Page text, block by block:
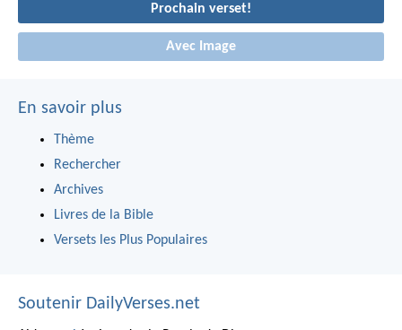
Prochain verset!
Avec Image
En savoir plus
Thème
Rechercher
Archives
Livres de la Bible
Versets les Plus Populaires
Soutenir DailyVerses.net